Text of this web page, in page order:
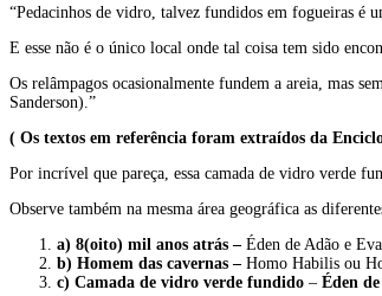
“Pedacinhos de vidro, talvez fundidos em fogueiras é
E esse não é o único local onde tal coisa tem sido
Os relâmpagos ocasionalmente fundem a areia, mas
Sanderson).”
( Os textos em referência foram extraídos da
Por incrível que pareça, essa camada de vidro verde
Observe também na mesma área geográfica as
a) 8(oito) mil anos atrás – Éden de Adão e
b) Homem das cavernas – Homo Habilis ou
c) Camada de vidro verde fundido – Éden